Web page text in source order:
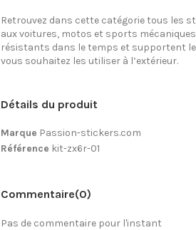
Retrouvez dans cette catégorie tous les
aux voitures, motos et sports
résistants dans le temps et supportent
vous souhaitez les utiliser à l’extérieur.
Détails du produit
Marque Passion-stickers.com
Référence kit-zx6r-01
Commentaire(0)
Pas de commentaire pour l'instant